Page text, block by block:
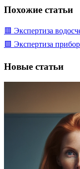
Похожие статьи
🟥 Экспертиза
🟩 Экспертиза
Новые статьи